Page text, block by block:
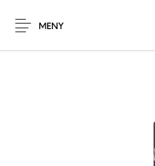
MENY